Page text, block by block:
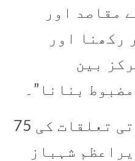
مقاصد اور
رکھنا اور
بین
بنانا”۔
سفارتی تعلقات کی 75
شہباز